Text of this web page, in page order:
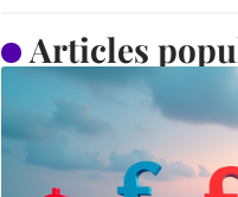
Articles